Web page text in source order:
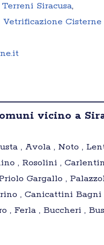
Siracusa,
Cisterne
vicino a
, Avola , Noto ,
, Rosolini ,
Gargallo ,
, Canicattini Bagni
, Ferla , Buccheri ,